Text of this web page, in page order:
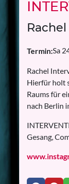
Termin:Sa
Rachel
Hierfür holt
Raums für
nach Berlin
Gesang,